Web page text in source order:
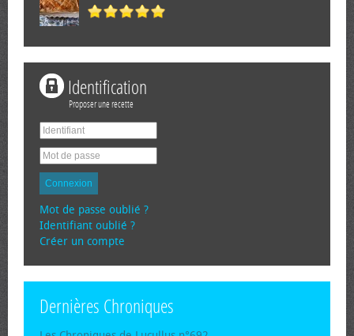
Identification
Proposer une recette
Connexion
Mot de passe oublié ?
Identifiant oublié ?
Créer un compte
Dernières Chroniques